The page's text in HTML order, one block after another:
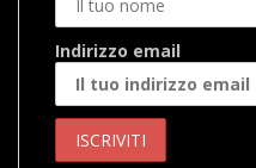
Indirizzo email